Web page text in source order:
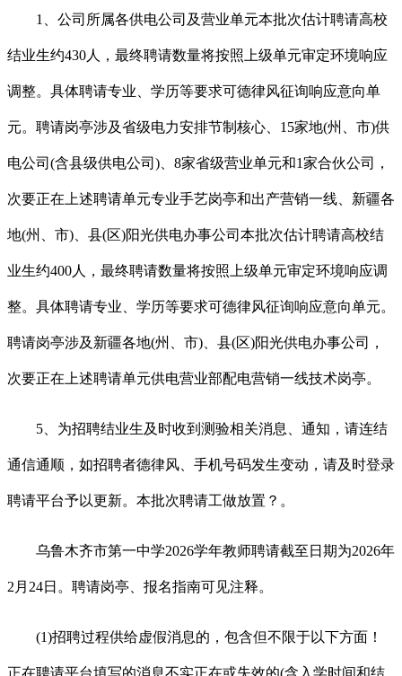
1、公司所属各供电公司及营业单元本批次估计聘请高校
结业生约430人，最终聘请数量将按照上级单元审定环境响应
调整。具体聘请专业、学历等要求可德律风征询响应意向单
元。聘请岗亭涉及省级电力安排节制核心、15家地(州、市)供
电公司(含县级供电公司)、8家省级营业单元和1家合伙公司，
次要正在上述聘请单元专业手艺岗亭和出产营销一线、新疆各
地(州、市)、县(区)阳光供电办事公司本批次估计聘请高校结
业生约400人，最终聘请数量将按照上级单元审定环境响应调
整。具体聘请专业、学历等要求可德律风征询响应意向单元。
聘请岗亭涉及新疆各地(州、市)、县(区)阳光供电办事公司，
次要正在上述聘请单元供电营业部配电营销一线技术岗亭。
5、为招聘结业生及时收到测验相关消息、通知，请连结
通信通顺，如招聘者德律风、手机号码发生变动，请及时登录
聘请平台予以更新。本批次聘请工做放置？。
乌鲁木齐市第一中学2026学年教师聘请截至日期为2026年
2月24日。聘请岗亭、报名指南可见注释。
(1)招聘过程供给虚假消息的，包含但不限于以下方面！